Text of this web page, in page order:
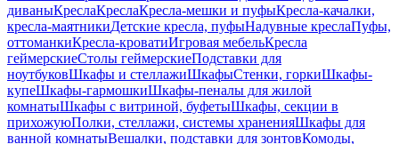
диваныКреслаКреслаКресла-мешки и пуфыКресла-качалки,
кресла-маятникиДетские кресла, пуфыНадувные креслаПуфы,
оттоманкиКресла-кроватиИгровая мебельКресла
геймерскиеСтолы геймерскиеПодставки для
ноутбуковШкафы и стеллажиШкафыСтенки, горкиШкафы-
купеШкафы-гармошкиШкафы-пеналы для жилой
комнатыШкафы с витриной, буфетыШкафы, секции в
прихожуюПолки, стеллажи, системы храненияШкафы для
ванной комнатыВешалки, подставки для зонтовКомоды,